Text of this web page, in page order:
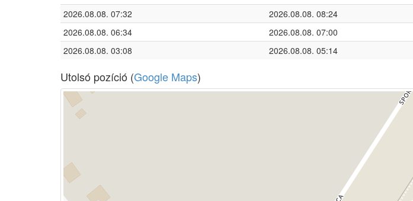
2026.08.08. 07:32
2026.08.08. 08:24
2026.08.08. 06:34
2026.08.08. 07:00
2026.08.08. 03:08
2026.08.08. 05:14
Utolsó pozíció (Google Maps)